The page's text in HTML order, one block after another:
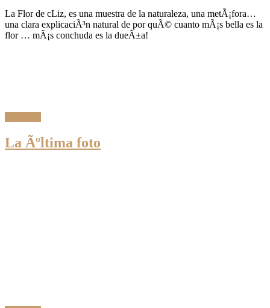
La Flor de cLiz, es una muestra de la naturaleza, una metÃ¡fora…
una clara explicaciÃ³n natural de por quÃ© cuanto mÃ¡s bella es la
flor … mÃ¡s conchuda es la dueÃ±a!
La Ãºltima foto